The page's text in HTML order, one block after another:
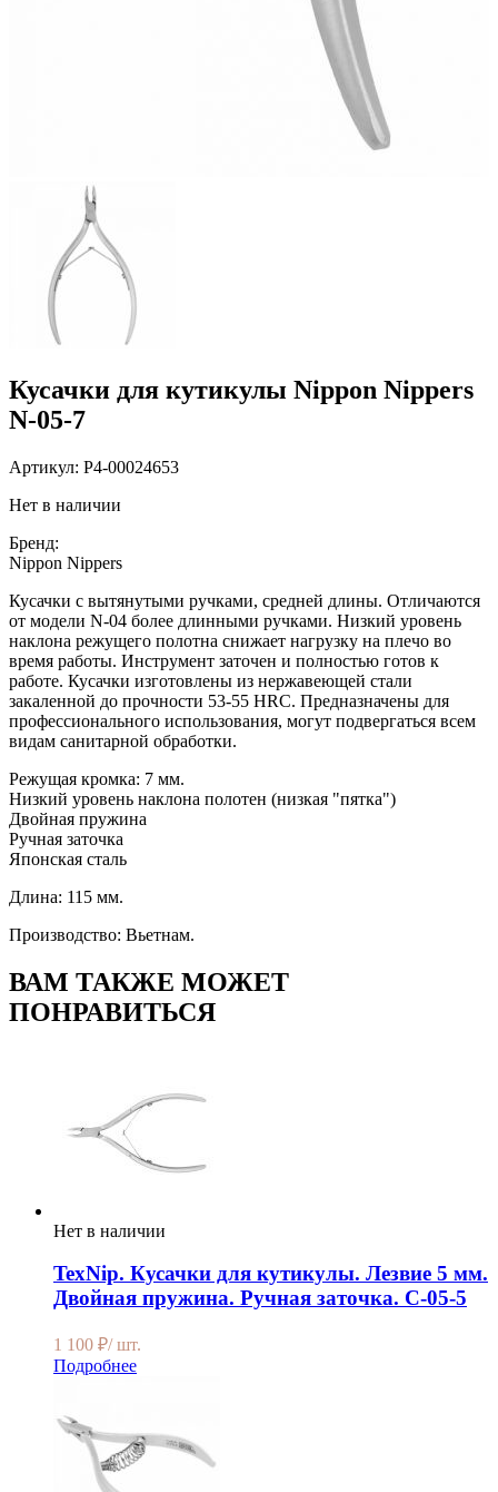
Кусачки для кутикулы Nippon Nippers
N-05-7
Артикул: P4-00024653
Нет в наличии
Бренд:
Nippon Nippers
Кусачки с вытянутыми ручками, средней длины. Отличаются
от модели N-04 более длинными ручками. Низкий уровень
наклона режущего полотна снижает нагрузку на плечо во
время работы. Инструмент заточен и полностью готов к
работе. Кусачки изготовлены из нержавеющей стали
закаленной до прочности 53-55 HRC. Предназначены для
профессионального использования, могут подвергаться всем
видам санитарной обработки.
Режущая кромка: 7 мм.
Низкий уровень наклона полотен (низкая "пятка")
Двойная пружина
Ручная заточка
Японская сталь
Длина: 115 мм.
Производство: Вьетнам.
ВАМ ТАКЖЕ МОЖЕТ
ПОНРАВИТЬСЯ
Нет в наличии
TexNip. Кусачки для кутикулы. Лезвие 5 мм.
Двойная пружина. Ручная заточка. C-05-5
1 100 ₽/ шт.
Подробнее